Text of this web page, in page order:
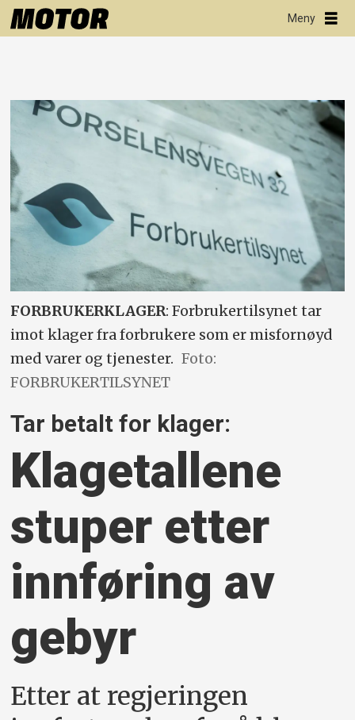
FORBRUKERKLAGER: Forbrukertilsynet tar
imot klager fra forbrukere som er misfornøyd
med varer og tjenester. Foto:
FORBRUKERTILSYNET
Tar betalt for klager:
Klagetallene
stuper etter
innføring av
gebyr
Etter at regjeringen